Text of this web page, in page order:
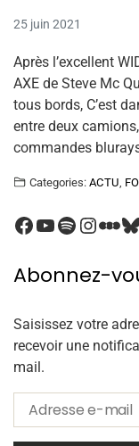
25 juin 2021
Après l’excellent
AXE de Steve Mc
tous bords, C’est
entre deux
commandes
Categories: ACTU
Abonnez-
Saisissez votre
recevoir une
mail.